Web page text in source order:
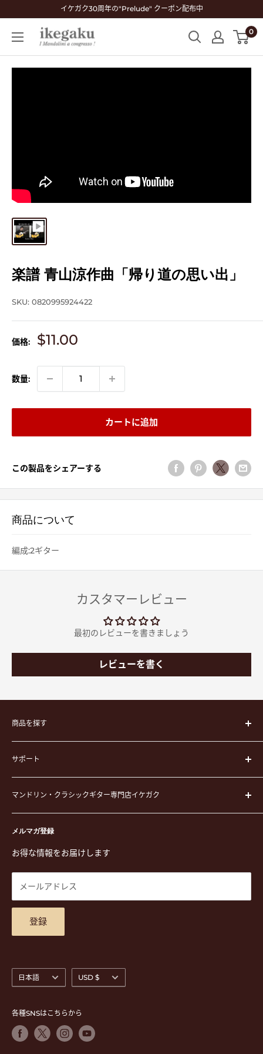
ン
イケガク30周年の"Prelude" クーポン配布中
Mandolin
&
0
楽譜 青山涼作曲「帰り道の思い出」
SKU: 0820995924422
価格:
販
価
格
$11.00
数量:
カートに追加
この製品をシェアーする
商品について
編成:2ギター
カスタマーレビュー
最初のレビューを書きましょう
レビューを書く
商品を探す
楽器
楽器ケース
弦
ピック
演奏用品
ステーショナリー&アクセサリー
楽譜
DVD
チケット
楽器レンタル
サポート
運営会社
イケガクについて
お買い物ガイド
特定商取引法に基づく表示
プライバシーポリシー
商品検索
お問合せ
アクセスマップ
メルマガ登録
お得な情報をお届けします
メールアドレス
登録
マンドリン・クラシックギター専門店イケガク
〒171-0021 東京都豊島区西池袋3-23-5 芦沢ビル2F
TEL. 03-5952-1391 / FAX. 03-5952-1392
営業時間 月-水,金,土 11:00-19:00 / 日,祝 11:00-18:00 (木曜定
休)
語
日本語
貨
USD $
各種SNSはこちらから